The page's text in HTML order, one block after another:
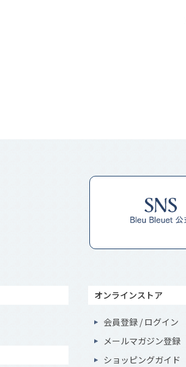
オンラインストア
会員登録 / ログイン
メールマガジン登録
ショッピングガイド